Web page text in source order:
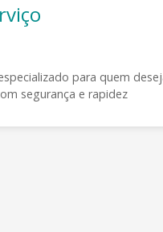
para quem
segurança e rapidez